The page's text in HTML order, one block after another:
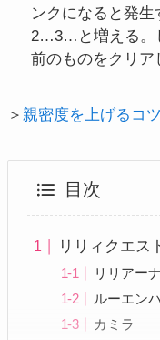
ンクになると発
2…3…と増える。
前のものをクリア
＞ 親密度を上げるコ
目次
リリィクエス
リリアーナ
ルーエン
カミラ